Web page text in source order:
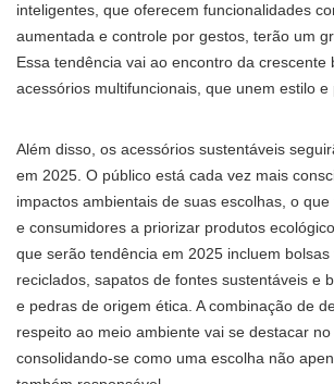
inteligentes, que oferecem funcionalidades
aumentada e controle por gestos, terão um
Essa tendência vai ao encontro da crescente
acessórios multifuncionais, que unem estilo e
Além disso, os acessórios sustentáveis
em 2025. O público está cada vez mais
impactos ambientais de suas escolhas, o
e consumidores a priorizar produtos
que serão tendência em 2025 incluem
reciclados, sapatos de fontes sustentáveis e
e pedras de origem ética. A combinação de
respeito ao meio ambiente vai se destacar no
consolidando-se como uma escolha não